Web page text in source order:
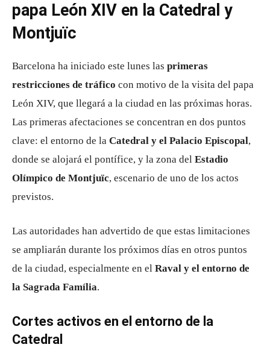
papa León XIV en la Catedral y
Montjuïc
Barcelona ha iniciado este lunes las primeras
restricciones de tráfico con motivo de la visita del papa
León XIV, que llegará a la ciudad en las próximas horas.
Las primeras afectaciones se concentran en dos puntos
clave: el entorno de la Catedral y el Palacio Episcopal,
donde se alojará el pontífice, y la zona del Estadio
Olímpico de Montjuïc, escenario de uno de los actos
previstos.
Las autoridades han advertido de que estas limitaciones
se ampliarán durante los próximos días en otros puntos
de la ciudad, especialmente en el Raval y el entorno de
la Sagrada Família.
Cortes activos en el entorno de la
Catedral